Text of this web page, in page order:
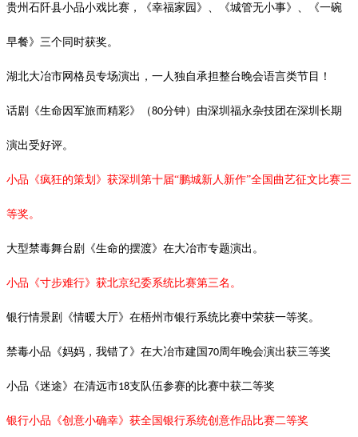
贵州石阡县小品小戏比赛，《幸福家园》、《城管无小事》、《一碗
早餐》三个同时获奖。
湖北大冶市网格员专场演出，一人独自承担整台晚会语言类节目！
话剧《生命因军旅而精彩》（80分钟）由深圳福永杂技团在深圳长期
演出受好评。
小品《疯狂的策划》获深圳第十届“鹏城新人新作”全国曲艺征文比赛三
等奖。
大型禁毒舞台剧《生命的摆渡》在大冶市专题演出。
小品《寸步难行》获北京纪委系统比赛第三名。
银行情景剧《情暖大厅》在梧州市银行系统比赛中荣获一等奖。
禁毒小品《妈妈，我错了》在大冶市建国70周年晚会演出获三等奖
小品《迷途》在清远市18支队伍参赛的比赛中获二等奖
银行小品《创意小确幸》获全国银行系统创意作品比赛二等奖